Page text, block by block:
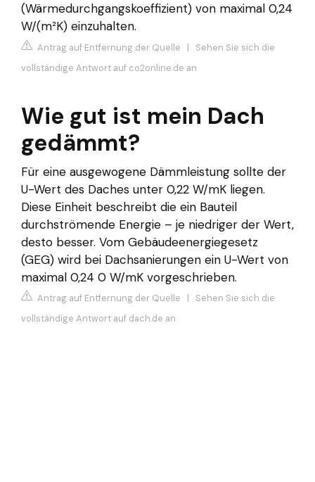
(Wärmedurchgangskoeffizient) von maximal 0,24
W/(m²K) einzuhalten.
Antrag auf Entfernung der Quelle | Sehen Sie sich die
vollständige Antwort auf co2online.de an
Wie gut ist mein Dach
gedämmt?
Für eine ausgewogene Dämmleistung sollte der
U-Wert des Daches unter 0,22 W/mK liegen.
Diese Einheit beschreibt die ein Bauteil
durchströmende Energie – je niedriger der Wert,
desto besser. Vom Gebäudeenergiegesetz
(GEG) wird bei Dachsanierungen ein U-Wert von
maximal 0,24 0 W/mK vorgeschrieben.
Antrag auf Entfernung der Quelle | Sehen Sie sich die
vollständige Antwort auf dach.de an